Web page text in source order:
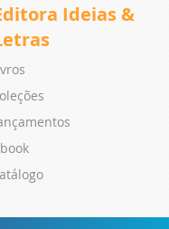
Ideias &